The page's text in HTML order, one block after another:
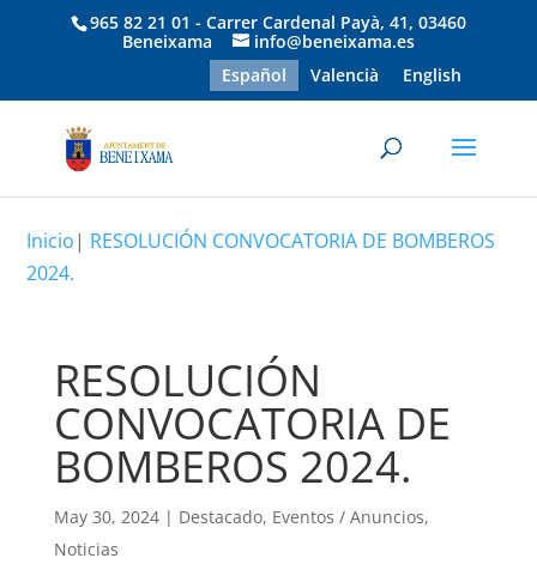
965 82 21 01 - Carrer Cardenal Payà, 41, 03460
Beneixama
info@beneixama.es
Español
Valencià English
Inicio| RESOLUCIÓN CONVOCATORIA DE BOMBEROS
2024.
RESOLUCIÓN
CONVOCATORIA DE
BOMBEROS 2024.
May 30, 2024| Destacado, Eventos / Anuncios,
Noticias